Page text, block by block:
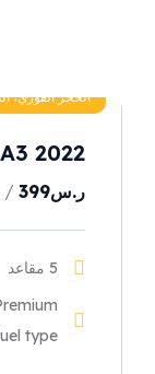
الحجز الفوري،
2022
ر.س399
/
5 مقاعد
type